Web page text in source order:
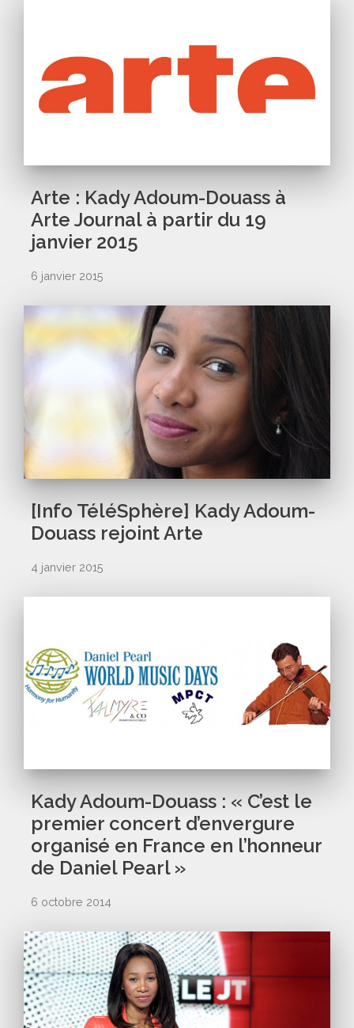
Arte : Kady Adoum-Douass à
Arte Journal à partir du 19
janvier 2015
6 janvier 2015
[Info TéléSphère] Kady Adoum-
Douass rejoint Arte
4 janvier 2015
Kady Adoum-Douass : « C’est le
premier concert d’envergure
organisé en France en l’honneur
de Daniel Pearl »
6 octobre 2014